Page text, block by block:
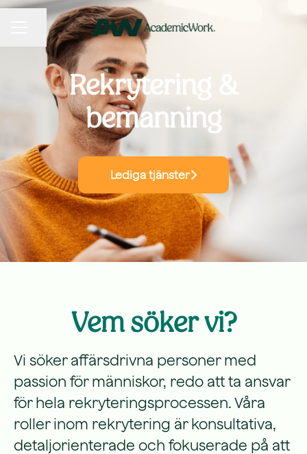
KARRIÄRMENY
Dela sidan
Rekrytering &
bemanning
Lediga tjänster
Vem söker vi?
Vi söker affärsdrivna personer med
passion för människor, redo att ta ansvar
för hela rekryteringsprocessen. Våra
roller inom rekrytering är konsultativa,
detaljorienterade och fokuserade på att